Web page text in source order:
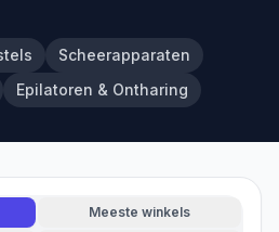
Scheerapparaten
Epilatoren & Ontharing
Meeste winkels